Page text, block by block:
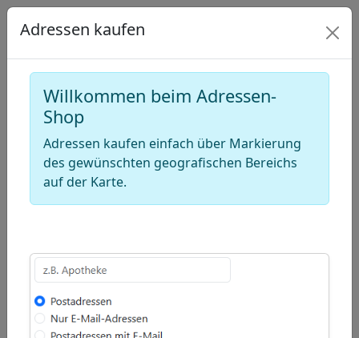
polygon
a
rectangle
Draw
a
circle
layers
Delete
layers
Adressen kaufen
Willkommen beim Adressen-
Shop
Adressen kaufen einfach über Markierung
des gewünschten geografischen Bereichs
auf der Karte.